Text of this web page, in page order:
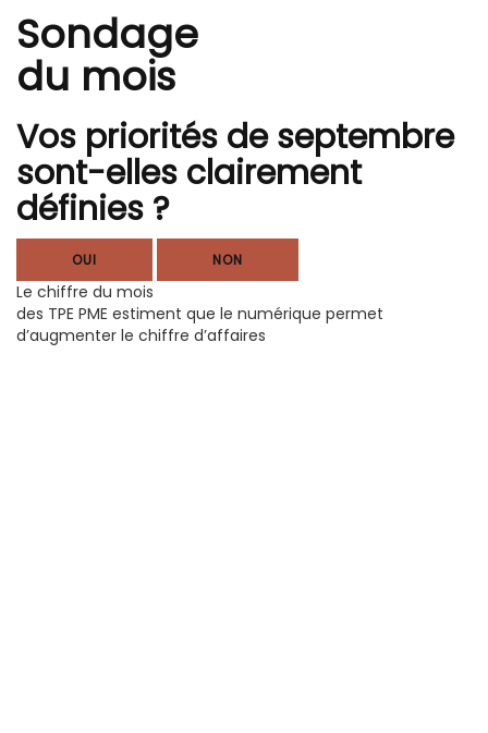
Sondage
du mois
Vos priorités de septembre
sont-elles clairement
définies ?
OUI NON
Le chiffre du mois
des TPE PME estiment que le numérique permet
d’augmenter le chiffre d’affaires